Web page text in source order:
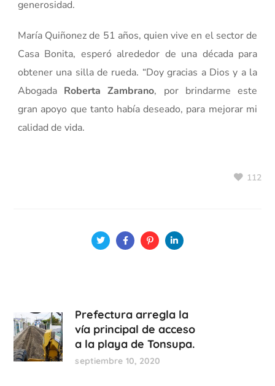
generosidad.
María Quiñonez de 51 años, quien vive en el sector de
Casa Bonita, esperó alrededor de una década para
obtener una silla de rueda. “Doy gracias a Dios y a la
Abogada Roberta Zambrano, por brindarme este
gran apoyo que tanto había deseado, para mejorar mi
calidad de vida.
112
Prefectura arregla la
vía principal de acceso
a la playa de Tonsupa.
septiembre 10, 2020